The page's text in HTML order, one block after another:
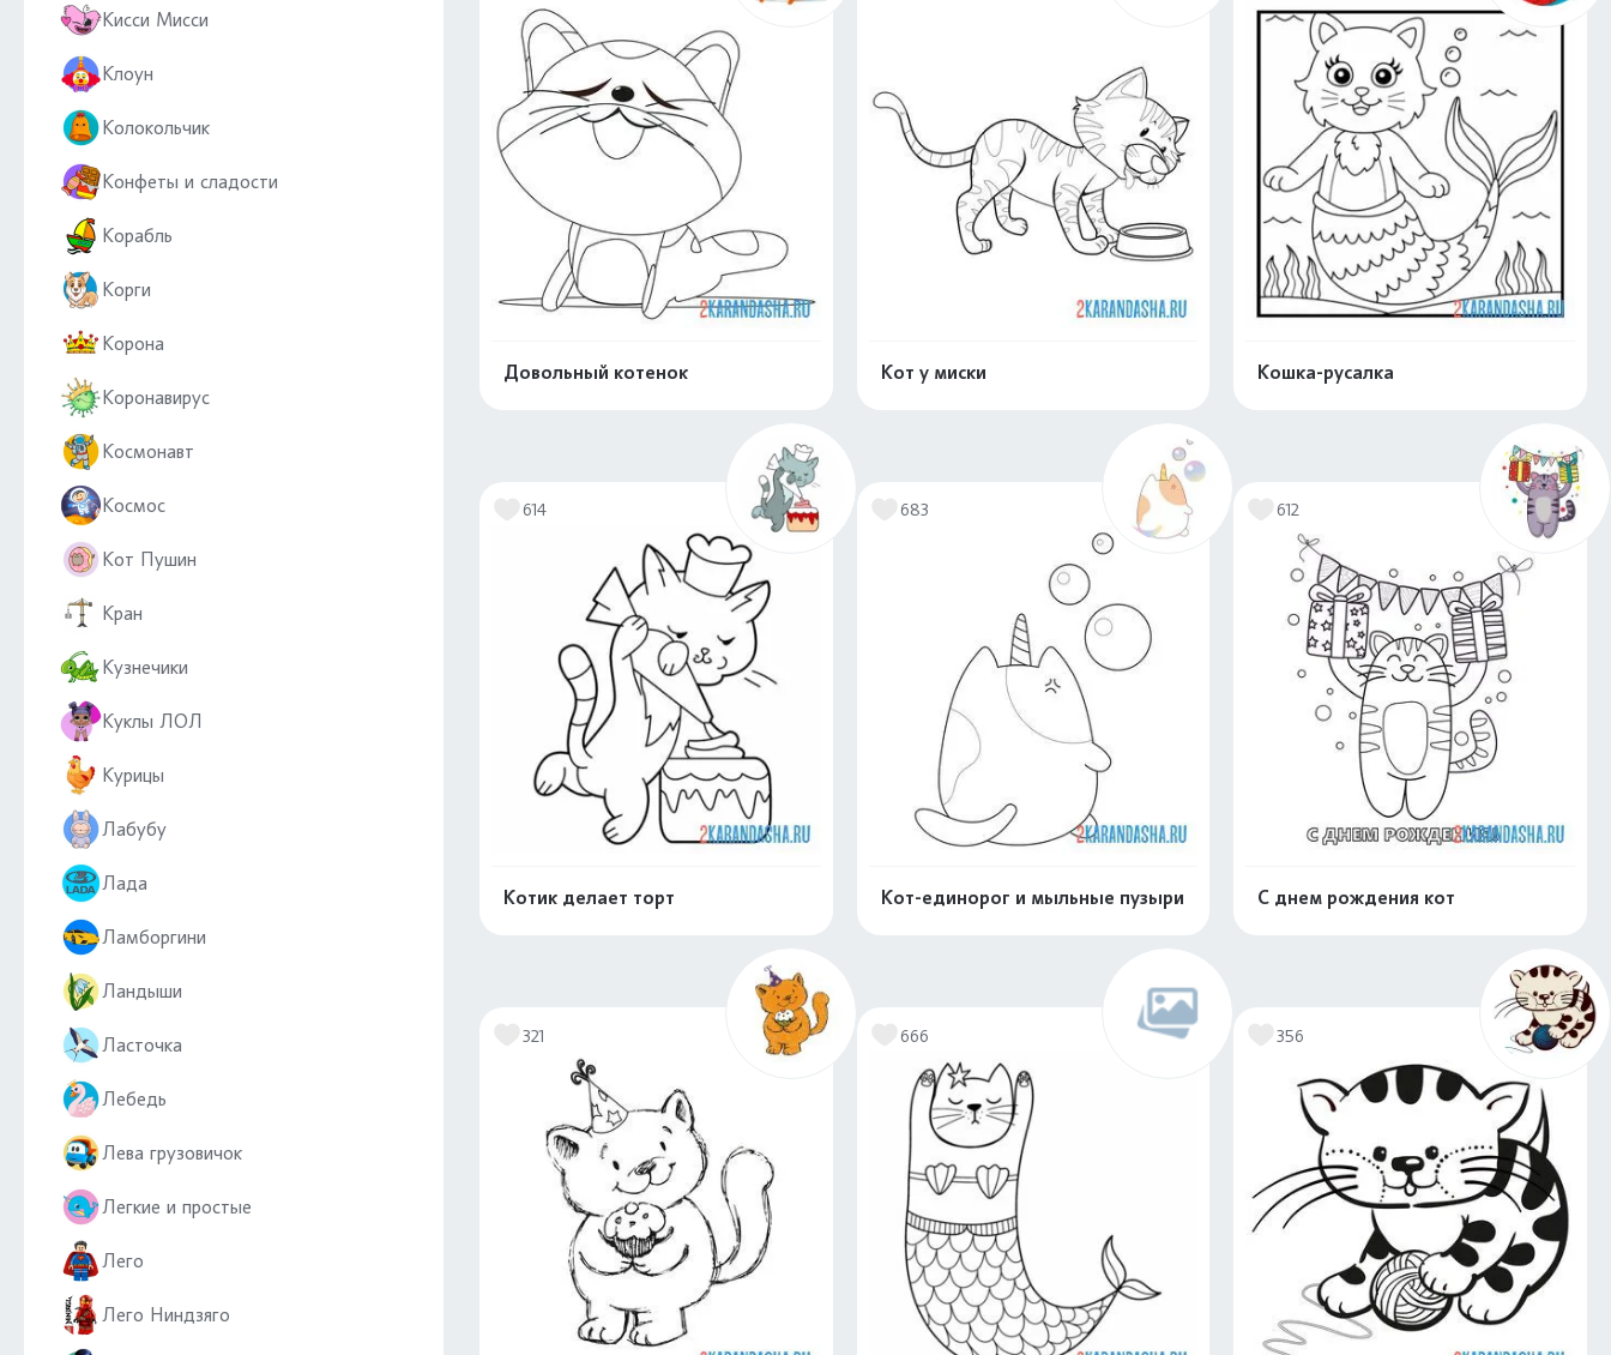
Кисси Мисси
Клоун
Колокольчик
Конфеты и сладости
Корабль
Корги
Корона
Коронавирус
Космонавт
Космос
Кот Пушин
Кран
Кузнечики
Куклы ЛОЛ
Курицы
Лабубу
Лада
Ламборгини
Ландыши
Ласточка
Лебедь
Лева грузовичок
Легкие и простые
Лего
Лего Ниндзяго
Довольный котенок Кот у миски Кошка-русалка
Распечатать и скачать
614
Котик делает торт
683
Кот-единорог и мыльные пузыри
612
С днем рождения кот
321 666 356